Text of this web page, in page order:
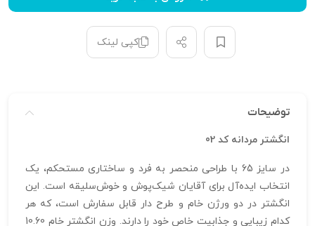
کپی لینک
توضیحات
انگشتر مردانه کد 02
در سایز 65 با طراحی منحصر به فرد و ساختاری مستحکم، یک
انتخاب ایده‌آل برای آقایان شیک‌پوش و خوش‌سلیقه است. این
انگشتر در دو ورژن خام و طرح دار قابل سفارش است، که هر
کدام زیبایی و جذابیت خاص خود را دارند. وزن انگشتر خام 10.60